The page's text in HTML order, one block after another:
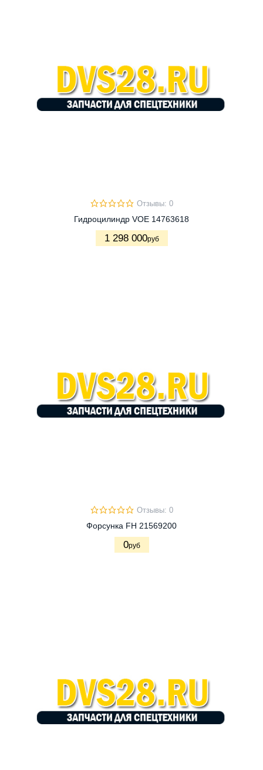
Отзывы: 0
Гидроцилиндр VOE 14763618
1 298 000руб
Отзывы: 0
Форсунка FH 21569200
0руб